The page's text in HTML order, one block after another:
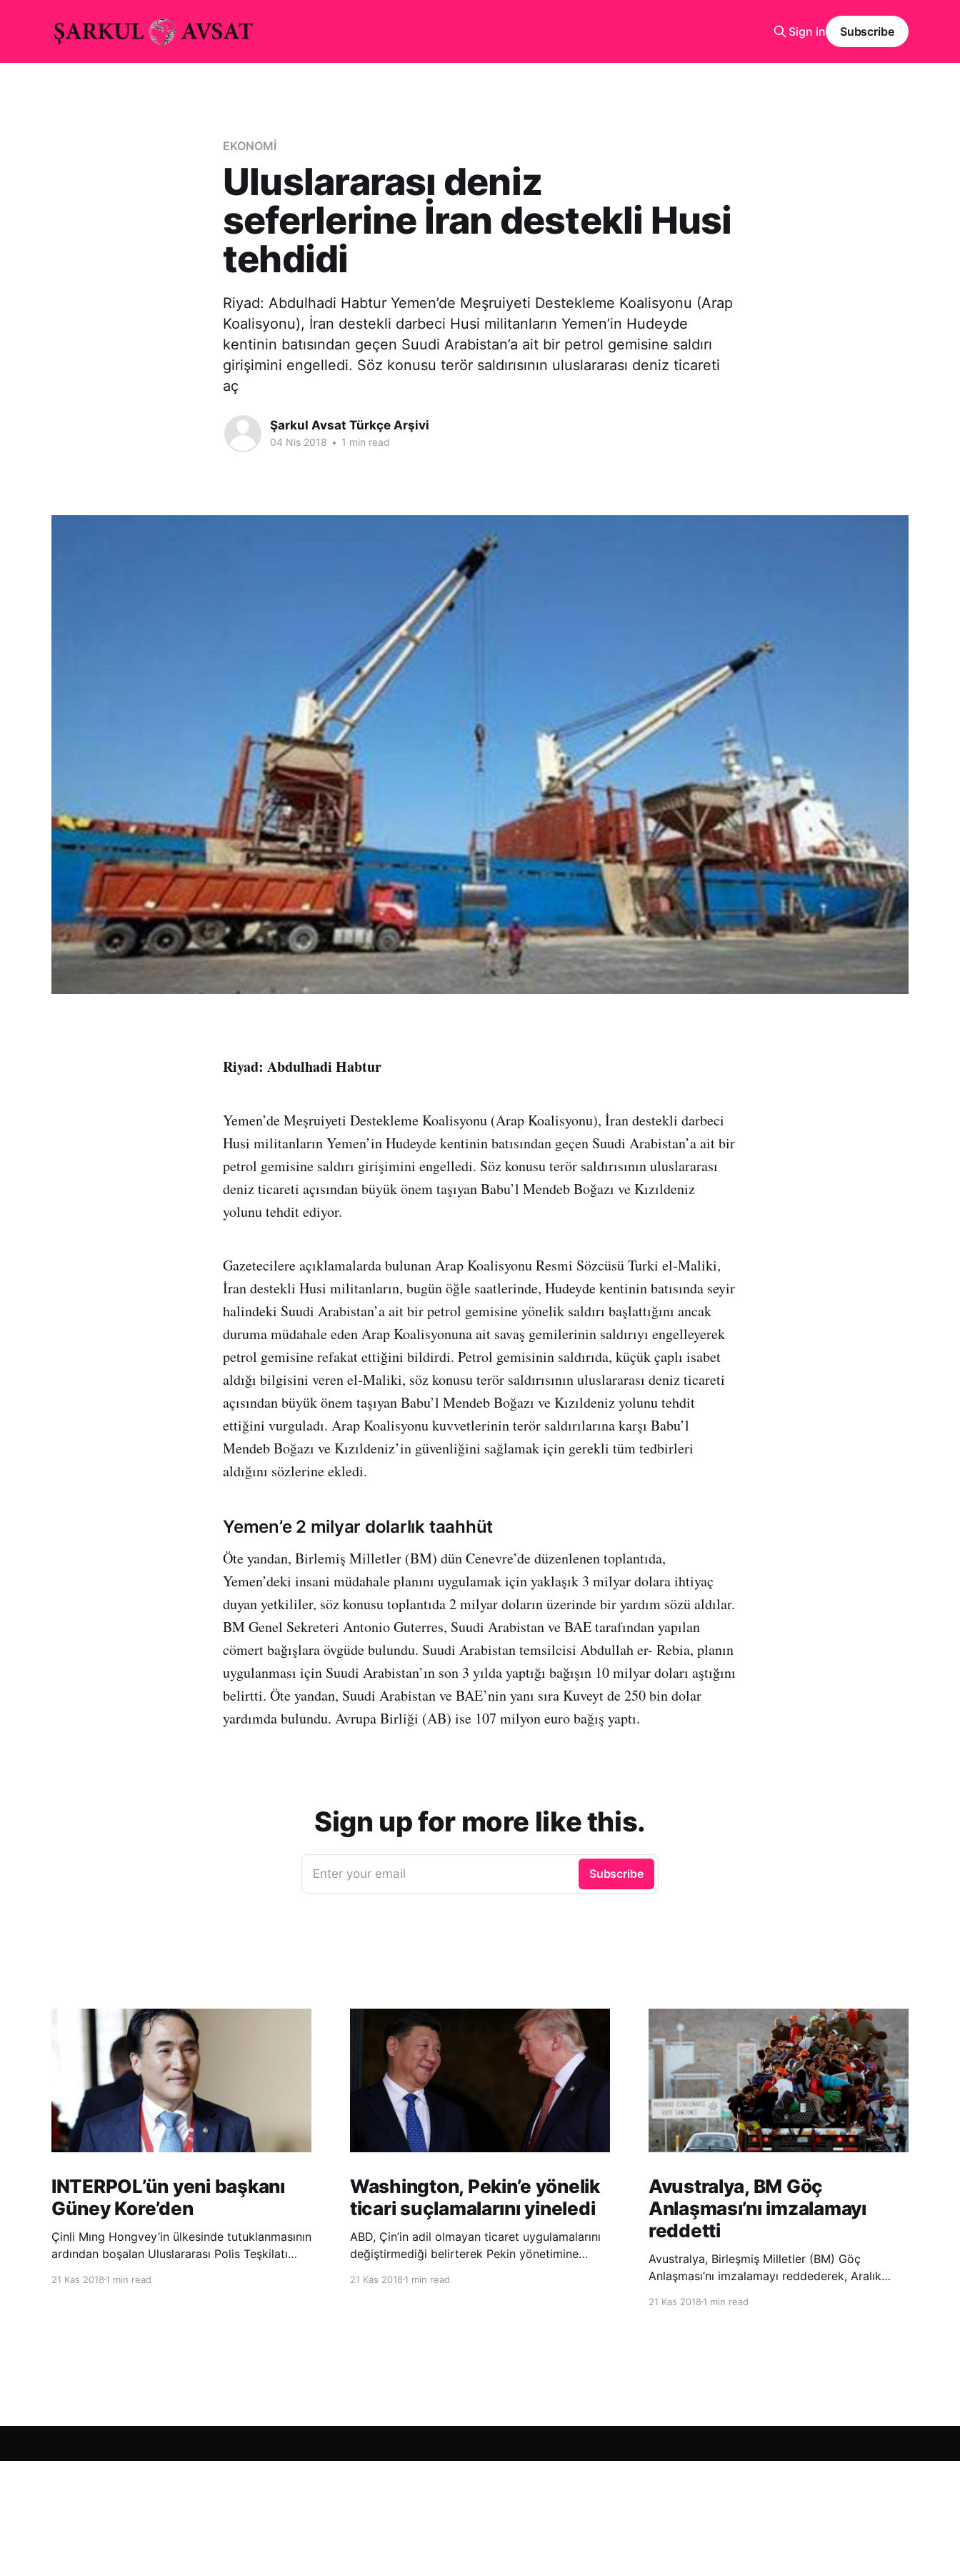
Sign in Subscribe
EKONOMİ
Uluslararası deniz
seferlerine İran destekli Husi
tehdidi
Riyad: Abdulhadi Habtur Yemen’de Meşruiyeti Destekleme Koalisyonu (Arap
Koalisyonu), İran destekli darbeci Husi militanların Yemen’in Hudeyde
kentinin batısından geçen Suudi Arabistan’a ait bir petrol gemisine saldırı
girişimini engelledi. Söz konusu terör saldırısının uluslararası deniz ticareti
aç
Şarkul Avsat Türkçe Arşivi
04 Nis 2018 • 1 min read
Riyad: Abdulhadi Habtur
Yemen’de Meşruiyeti Destekleme Koalisyonu (Arap Koalisyonu), İran destekli darbeci
Husi militanların Yemen’in Hudeyde kentinin batısından geçen Suudi Arabistan’a ait bir
petrol gemisine saldırı girişimini engelledi. Söz konusu terör saldırısının uluslararası
deniz ticareti açısından büyük önem taşıyan Babu’l Mendeb Boğazı ve Kızıldeniz
yolunu tehdit ediyor.
Gazetecilere açıklamalarda bulunan Arap Koalisyonu Resmi Sözcüsü Turki el-Maliki,
İran destekli Husi militanların, bugün öğle saatlerinde, Hudeyde kentinin batısında seyir
halindeki Suudi Arabistan’a ait bir petrol gemisine yönelik saldırı başlattığını ancak
duruma müdahale eden Arap Koalisyonuna ait savaş gemilerinin saldırıyı engelleyerek
petrol gemisine refakat ettiğini bildirdi. Petrol gemisinin saldırıda, küçük çaplı isabet
aldığı bilgisini veren el-Maliki, söz konusu terör saldırısının uluslararası deniz ticareti
açısından büyük önem taşıyan Babu’l Mendeb Boğazı ve Kızıldeniz yolunu tehdit
ettiğini vurguladı. Arap Koalisyonu kuvvetlerinin terör saldırılarına karşı Babu’l
Mendeb Boğazı ve Kızıldeniz’in güvenliğini sağlamak için gerekli tüm tedbirleri
aldığını sözlerine ekledi.
Yemen’e 2 milyar dolarlık taahhüt
Öte yandan, Birlemiş Milletler (BM) dün Cenevre’de düzenlenen toplantıda,
Yemen’deki insani müdahale planını uygulamak için yaklaşık 3 milyar dolara ihtiyaç
duyan yetkililer, söz konusu toplantıda 2 milyar doların üzerinde bir yardım sözü aldılar.
BM Genel Sekreteri Antonio Guterres, Suudi Arabistan ve BAE tarafından yapılan
cömert bağışlara övgüde bulundu. Suudi Arabistan temsilcisi Abdullah er- Rebia, planın
uygulanması için Suudi Arabistan’ın son 3 yılda yaptığı bağışın 10 milyar doları aştığını
belirtti. Öte yandan, Suudi Arabistan ve BAE’nin yanı sıra Kuveyt de 250 bin dolar
yardımda bulundu. Avrupa Birliği (AB) ise 107 milyon euro bağış yaptı.
Sign up for more like this.
Enter your email Subscribe
INTERPOL’ün yeni başkanı
Güney Kore’den
Çinli Mıng Hongvey’in ülkesinde tutuklanmasının
ardından boşalan Uluslararası Polis Teşkilatı
Jong Yang seçildi. INTERPOL Genel Kurulu’nun
21 Kas 2018 1 min read
Washington, Pekin’e yönelik
ticari suçlamalarını yineledi
ABD, Çin’in adil olmayan ticaret uygulamalarını
değiştirmediği belirterek Pekin yönetimine
Temsilciliği’nin Çin’in fikri mülkiyet ve teknoloji
21 Kas 20181 min read
Avustralya, BM Göç
Anlaşması’nı imzalamayı
reddetti
Avustralya, Birleşmiş Milletler (BM) Göç
Anlaşması’nı imzalamayı reddederek, Aralık
konferansta BM üyesi ülkeler tarafından
21 Kas 20181 min read